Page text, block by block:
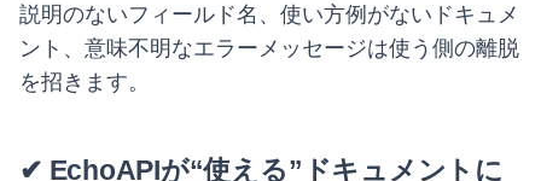
説明のないフィールド名、使い方例がないドキュメ
ント、意味不明なエラーメッセージは使う側の離脱
を招きます。
✔ EchoAPIが“使える”ドキュメントに